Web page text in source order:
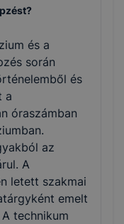
és a
során
és
a
óraszámban
az
A
letett szakmai
emelt
technikum